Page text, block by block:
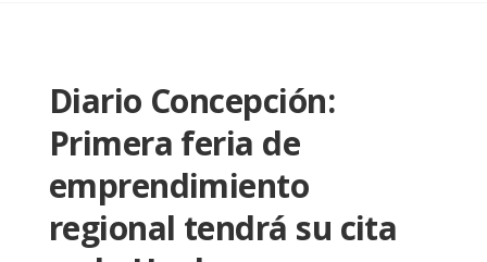
Diario Concepción:
Primera feria de
emprendimiento
regional tendrá su cita